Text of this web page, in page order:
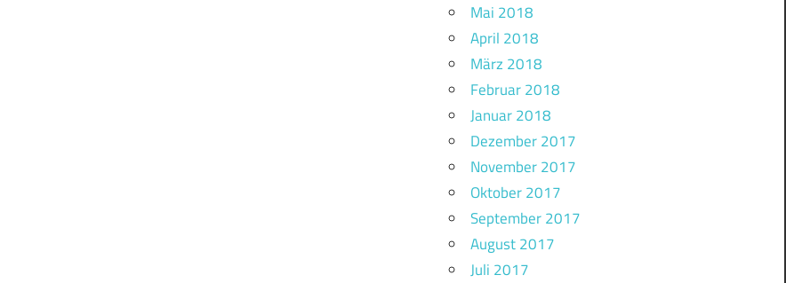
Mai 2018
April 2018
März 2018
Februar 2018
Januar 2018
Dezember 2017
November 2017
Oktober 2017
September 2017
August 2017
Juli 2017